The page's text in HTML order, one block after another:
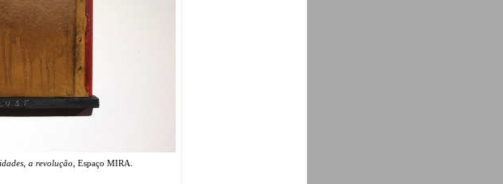
a revolução , Espaço MIRA.